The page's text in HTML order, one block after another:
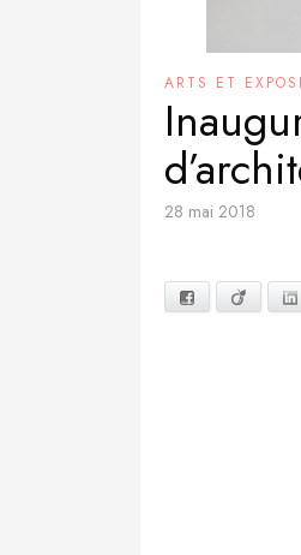
ARTS ET
28 mai 2018
Facebook Viadeo